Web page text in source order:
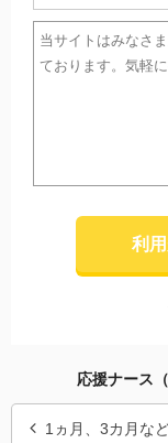
利
応援ナース
1ヵ月、3カ月な